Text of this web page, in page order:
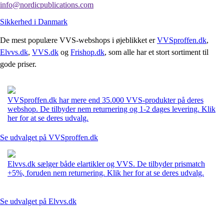
info@nordicpublications.com
Sikkerhed i Danmark
De mest populære VVS-webshops i øjeblikket erVVSproffen.dk,
Elvvs.dk, VVS.dk og Frishop.dk, som alle har et stort sortiment til
gode priser.
VVSproffen.dk har mere end 35.000 VVS-produkter på deres
webshop. De tilbyder nem returnering og 1-2 dages levering. Klik
her for at se deres udvalg.
Se udvalget på VVSproffen.dk
Elvvs.dk sælger både elartikler og VVS. De tilbyder prismatch
+5%, foruden nem returnering. Klik her for at se deres udvalg.
Se udvalget på Elvvs.dk